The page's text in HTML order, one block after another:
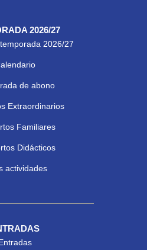
2026/27
2026/27
de abono
Extraordinarios
Familiares
Didácticos
actividades